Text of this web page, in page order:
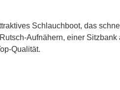
Schlauchboot, das
Aufnähern, einer Sitzbank
Qualität.